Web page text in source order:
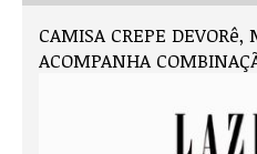
CAMISA CREPE DEVORê,
ACOMPANHA